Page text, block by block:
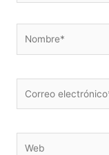
electrónico*